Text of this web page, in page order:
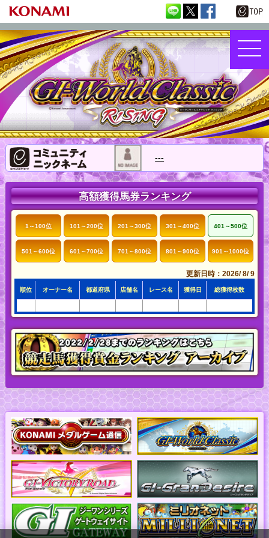
---
高額獲得馬券ランキング
1～100位 101～200位 201～300位 301～400位 401～500位
501～600位 601～700位 701～800位 801～900位 901～1000位
更新日時：2026/ 8/ 9
順位 オーナー名 都道府県 店舗名 レース名 獲得日 総獲得枚数